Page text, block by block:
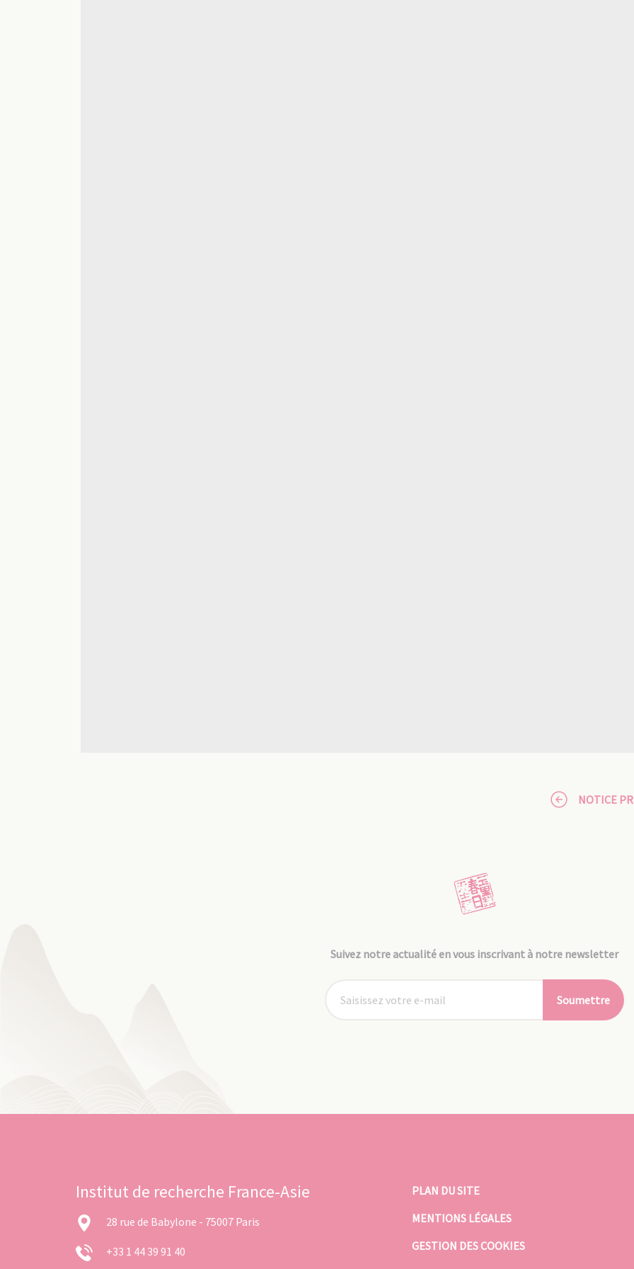
NOTICE
Suivez notre actualité en vous inscrivant à notre newsletter
Soumettre
Institut de recherche France-Asie
28 rue de Babylone - 75007 Paris
+33 1 44 39 91 40
PLAN DU SITE
MENTIONS LÉGALES
GESTION DES COOKIES